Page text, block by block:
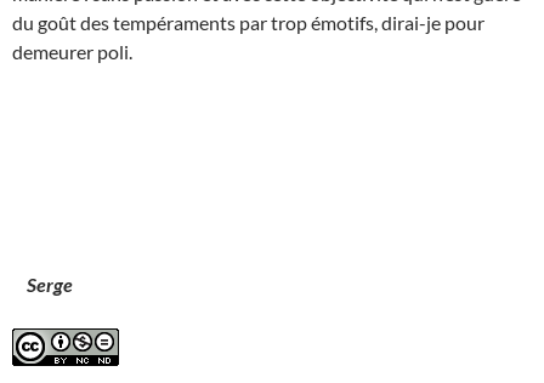
du goût des tempéraments par trop émotifs, dirai-je pour
demeurer poli.
Serge